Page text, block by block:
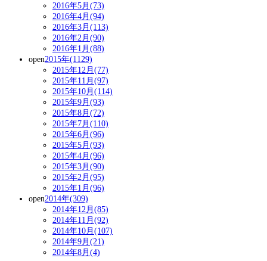
2016年5月(73)
2016年4月(94)
2016年3月(113)
2016年2月(90)
2016年1月(88)
open2015年(1129)
2015年12月(77)
2015年11月(97)
2015年10月(114)
2015年9月(93)
2015年8月(72)
2015年7月(110)
2015年6月(96)
2015年5月(93)
2015年4月(96)
2015年3月(90)
2015年2月(95)
2015年1月(96)
open2014年(309)
2014年12月(85)
2014年11月(92)
2014年10月(107)
2014年9月(21)
2014年8月(4)